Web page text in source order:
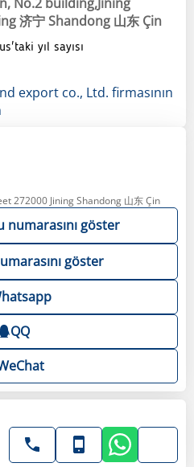
济宁 Shandong 山东 Çin
yıl sayısı
export co., Ltd. firmasının
272000 Jining Shandong 山东 Çin
numarasını göster
göster
QQ